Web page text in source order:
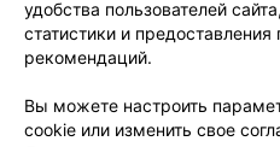
Спортивные магазины
Автозаводская в Минске
удобства пользователей
статистики и
рекомендаций.
Вы можете настроить
cookie или изменить свое